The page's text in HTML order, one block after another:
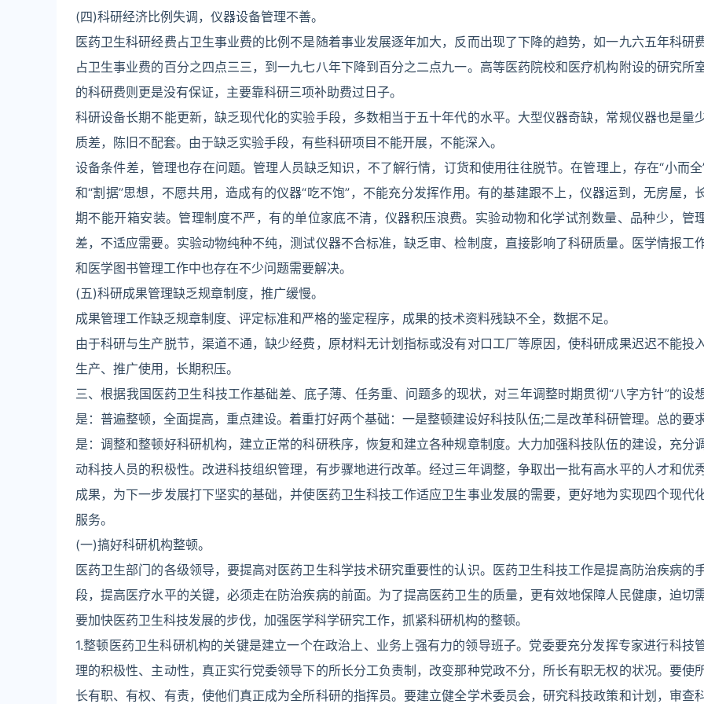
(四)科研经济比例失调，仪器设备管理不善。
医药卫生科研经费占卫生事业费的比例不是随着事业发展逐年加大，反而出现了下降的趋势，如一九六五年科研
占卫生事业费的百分之四点三三，到一九七八年下降到百分之二点九一。高等医药院校和医疗机构附设的研究所
的科研费则更是没有保证，主要靠科研三项补助费过日子。
科研设备长期不能更新，缺乏现代化的实验手段，多数相当于五十年代的水平。大型仪器奇缺，常规仪器也是量
质差，陈旧不配套。由于缺乏实验手段，有些科研项目不能开展，不能深入。
设备条件差，管理也存在问题。管理人员缺乏知识，不了解行情，订货和使用往往脱节。在管理上，存在“小而全
和“割据”思想，不愿共用，造成有的仪器“吃不饱”，不能充分发挥作用。有的基建跟不上，仪器运到，无房屋，
期不能开箱安装。管理制度不严，有的单位家底不清，仪器积压浪费。实验动物和化学试剂数量、品种少，管
差，不适应需要。实验动物纯种不纯，测试仪器不合标准，缺乏审、检制度，直接影响了科研质量。医学情报工
和医学图书管理工作中也存在不少问题需要解决。
(五)科研成果管理缺乏规章制度，推广缓慢。
成果管理工作缺乏规章制度、评定标准和严格的鉴定程序，成果的技术资料残缺不全，数据不足。
由于科研与生产脱节，渠道不通，缺少经费，原材料无计划指标或没有对口工厂等原因，使科研成果迟迟不能投
生产、推广使用，长期积压。
三、根据我国医药卫生科技工作基础差、底子薄、任务重、问题多的现状，对三年调整时期贯彻“八字方针”的设
是：普遍整顿，全面提高，重点建设。着重打好两个基础：一是整顿建设好科技队伍;二是改革科研管理。总的要
是：调整和整顿好科研机构，建立正常的科研秩序，恢复和建立各种规章制度。大力加强科技队伍的建设，充分
动科技人员的积极性。改进科技组织管理，有步骤地进行改革。经过三年调整，争取出一批有高水平的人才和优
成果，为下一步发展打下坚实的基础，并使医药卫生科技工作适应卫生事业发展的需要，更好地为实现四个现代
服务。
(一)搞好科研机构整顿。
医药卫生部门的各级领导，要提高对医药卫生科学技术研究重要性的认识。医药卫生科技工作是提高防治疾病的
段，提高医疗水平的关键，必须走在防治疾病的前面。为了提高医药卫生的质量，更有效地保障人民健康，迫切
要加快医药卫生科技发展的步伐，加强医学科学研究工作，抓紧科研机构的整顿。
1.整顿医药卫生科研机构的关键是建立一个在政治上、业务上强有力的领导班子。党委要充分发挥专家进行科技
理的积极性、主动性，真正实行党委领导下的所长分工负责制，改变那种党政不分，所长有职无权的状况。要使
长有职、有权、有责，使他们真正成为全所科研的指挥员。要建立健全学术委员会，研究科技政策和计划，审查